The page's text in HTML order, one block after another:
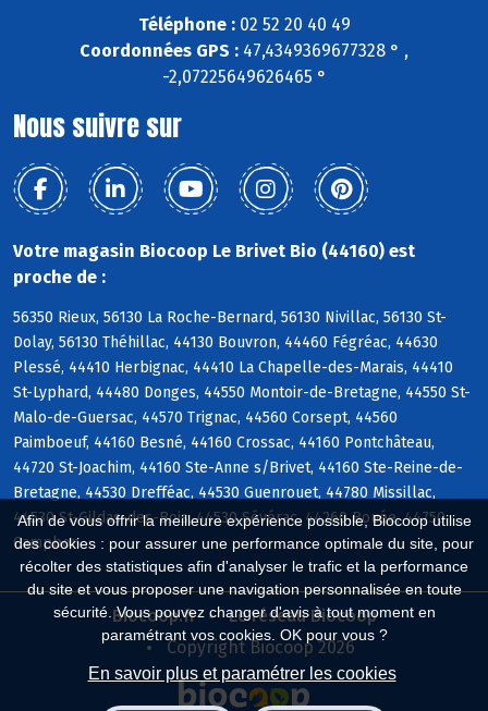
Afin de vous offrir la meilleure expérience possible, Biocoop utilise
des cookies : pour assurer une performance optimale du site, pour
récolter des statistiques afin d'analyser le trafic et la performance
du site et vous proposer une navigation personnalisée en toute
sécurité. Vous pouvez changer d'avis à tout moment en
paramétrant vos cookies. OK pour vous ?
En savoir plus et paramétrer les cookies
Téléphone :02 52 20 40 49
Coordonnées GPS : 47,4349369677328 ° ,
-2,07225649626465 °
Nous suivre sur
Votre magasin Biocoop Le Brivet Bio (44160) est
proche de :
56350 Rieux, 56130 La Roche-Bernard, 56130 Nivillac, 56130 St-
Dolay, 56130 Théhillac, 44130 Bouvron, 44460 Fégréac, 44630
Plessé, 44410 Herbignac, 44410 La Chapelle-des-Marais, 44410
St-Lyphard, 44480 Donges, 44550 Montoir-de-Bretagne, 44550 St-
Malo-de-Guersac, 44570 Trignac, 44560 Corsept, 44560
Paimboeuf, 44160 Besné, 44160 Crossac, 44160 Pontchâteau,
44720 St-Joachim, 44160 Ste-Anne s/Brivet, 44160 Ste-Reine-de-
Bretagne, 44530 Drefféac, 44530 Guenrouet, 44780 Missillac,
44530 St-Gildas-des-Bois, 44530 Sévérac, 44260 Bouée, 44750
Campbon
Biocoop.fr
Le réseau Biocoop
Copyright Biocoop 2026